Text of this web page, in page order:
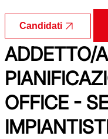
Candidati
ADDETTO/
OFFICE -